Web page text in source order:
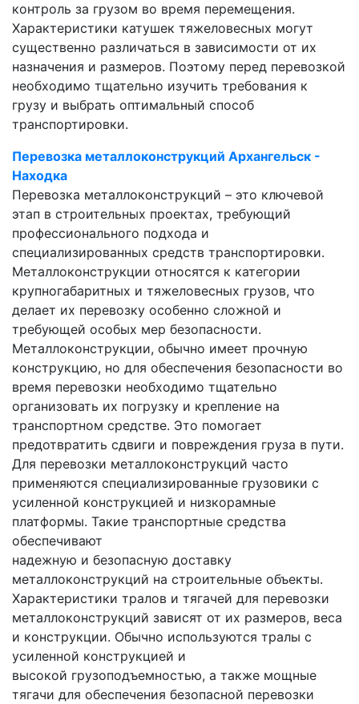
контроль за грузом во время перемещения.
Характеристики катушек тяжеловесных могут
существенно различаться в зависимости от их
назначения и размеров. Поэтому перед перевозкой
необходимо тщательно изучить требования к
грузу и выбрать оптимальный способ
транспортировки.
Перевозка металлоконструкций Архангельск -
Находка
Перевозка металлоконструкций – это ключевой
этап в строительных проектах, требующий
профессионального подхода и
специализированных средств транспортировки.
Металлоконструкции относятся к категории
крупногабаритных и тяжеловесных грузов, что
делает их перевозку особенно сложной и
требующей особых мер безопасности.
Металлоконструкции, обычно имеет прочную
конструкцию, но для обеспечения безопасности во
время перевозки необходимо тщательно
организовать их погрузку и крепление на
транспортном средстве. Это помогает
предотвратить сдвиги и повреждения груза в пути.
Для перевозки металлоконструкций часто
применяются специализированные грузовики с
усиленной конструкцией и низкорамные
платформы. Такие транспортные средства
обеспечивают
надежную и безопасную доставку
металлоконструкций на строительные объекты.
Характеристики тралов и тягачей для перевозки
металлоконструкций зависят от их размеров, веса
и конструкции. Обычно используются тралы с
усиленной конструкцией и
высокой грузоподъемностью, а также мощные
тягачи для обеспечения безопасной перевозки